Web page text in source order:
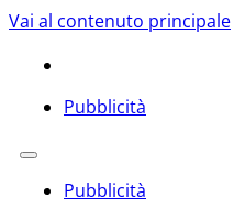
Vai al contenuto principale
Pubblicità
Pubblicità